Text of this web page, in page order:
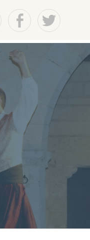
InstagramFacebookTwitter